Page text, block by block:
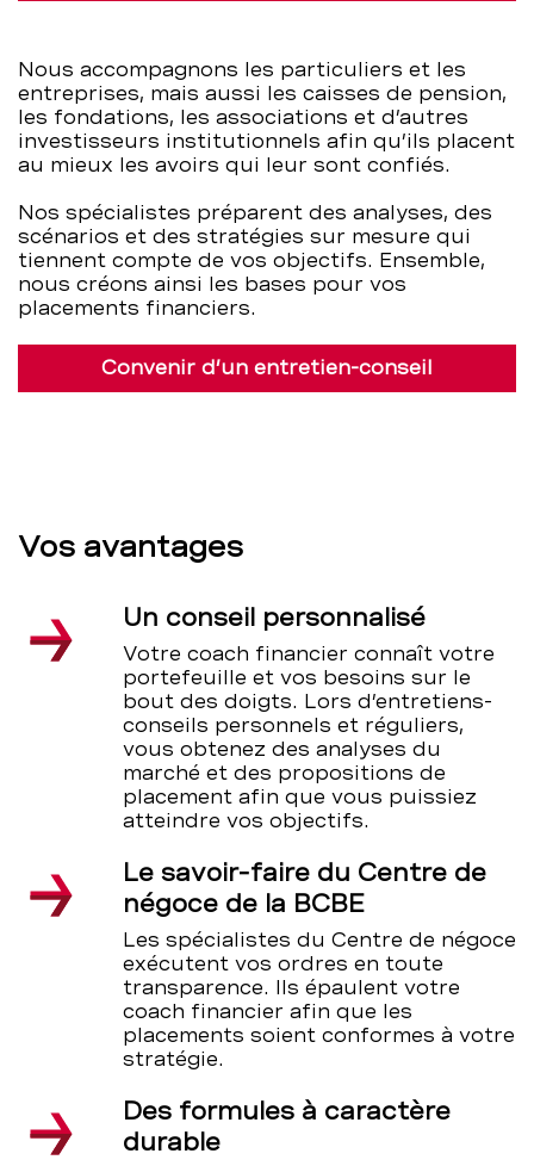
Nous accompagnons les particuliers et les
entreprises, mais aussi les caisses de pension,
les fondations, les associations et d’autres
investisseurs institutionnels afin qu’ils placent
au mieux les avoirs qui leur sont confiés.
Nos spécialistes préparent des analyses, des
scénarios et des stratégies sur mesure qui
tiennent compte de vos objectifs. Ensemble,
nous créons ainsi les bases pour vos
placements financiers.
Convenir d’un entretien-conseil
Vos avantages
Un conseil personnalisé
Votre coach financier connaît votre
portefeuille et vos besoins sur le
bout des doigts. Lors d’entretiens-
conseils personnels et réguliers,
vous obtenez des analyses du
marché et des propositions de
placement afin que vous puissiez
atteindre vos objectifs.
Le savoir-faire du Centre de
négoce de la BCBE
Les spécialistes du Centre de négoce
exécutent vos ordres en toute
transparence. Ils épaulent votre
coach financier afin que les
placements soient conformes à votre
stratégie.
Des formules à caractère
durable